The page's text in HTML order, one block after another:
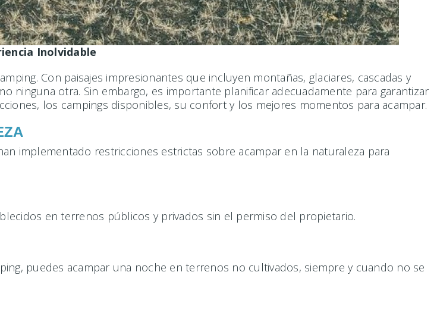
Inolvidable
Con paisajes impresionantes que incluyen montañas, glaciares, cascadas y
ninguna otra. Sin embargo, es importante planificar adecuadamente para garantizar
los campings disponibles, su confort y los mejores momentos para acampar.
implementado restricciones estrictas sobre acampar en la naturaleza para
en terrenos públicos y privados sin el permiso del propietario.
puedes acampar una noche en terrenos no cultivados, siempre y cuando no se